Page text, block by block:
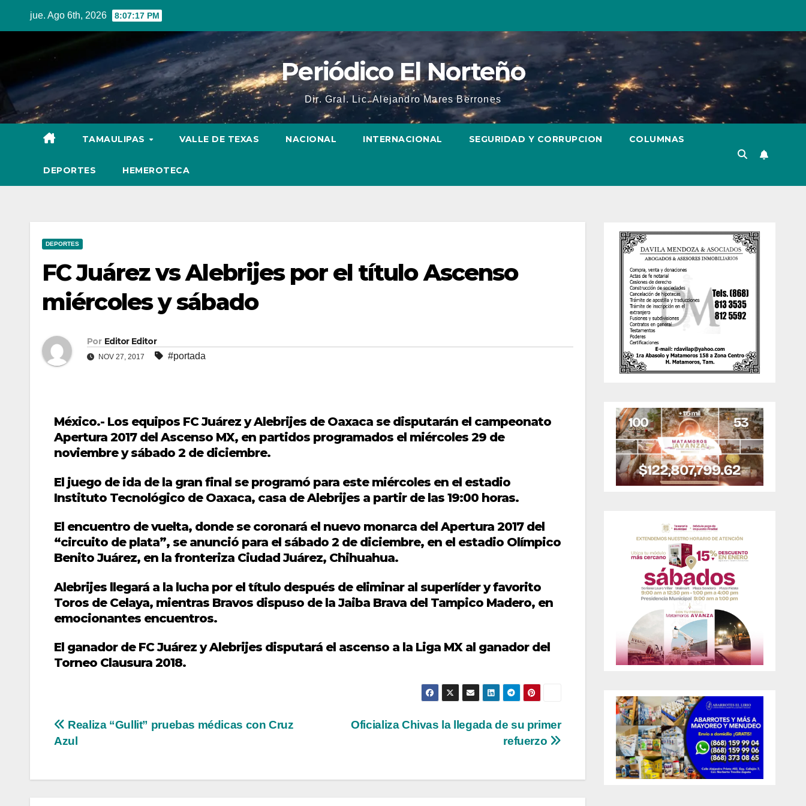
jue. Ago 6th, 2026 8:07:18 PM
Periódico El Norteño
Dir. Gral. Lic. Alejandro Mares Berrones
TAMAULIPAS VALLE DE TEXAS NACIONAL INTERNACIONAL SEGURIDAD Y CORRUPCION COLUMNAS
DEPORTES HEMEROTECA
DEPORTES
FC Juárez vs Alebrijes por el título Ascenso
miércoles y sábado
Por Editor Editor
NOV 27, 2017 #portada
México.- Los equipos FC Juárez y Alebrijes de Oaxaca se disputarán el campeonato
Apertura 2017 del Ascenso MX, en partidos programados el miércoles 29 de
noviembre y sábado 2 de diciembre.
El juego de ida de la gran final se programó para este miércoles en el estadio
Instituto Tecnológico de Oaxaca, casa de Alebrijes a partir de las 19:00 horas.
El encuentro de vuelta, donde se coronará el nuevo monarca del Apertura 2017 del
“circuito de plata”, se anunció para el sábado 2 de diciembre, en el estadio Olímpico
Benito Juárez, en la fronteriza Ciudad Juárez, Chihuahua.
Alebrijes llegará a la lucha por el título después de eliminar al superlíder y favorito
Toros de Celaya, mientras Bravos dispuso de la Jaiba Brava del Tampico Madero, en
emocionantes encuentros.
El ganador de FC Juárez y Alebrijes disputará el ascenso a la Liga MX al ganador del
Torneo Clausura 2018.
Navegación
entradas
Oficializa Chivas la llegada de su primer
refuerzo
Realiza “Gullit” pruebas médicas con Cruz
Azul